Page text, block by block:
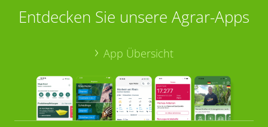
Entdecken Sie unsere Agrar-Apps
App Übersicht